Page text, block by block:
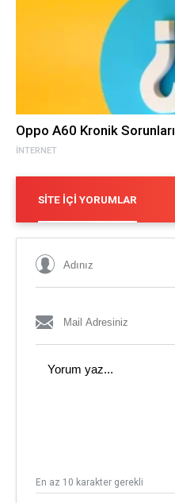
İNTERNET
Oppo A60 Kronik Sorunları
SITE İÇI YORUMLAR
En az 10 karakter gerekli